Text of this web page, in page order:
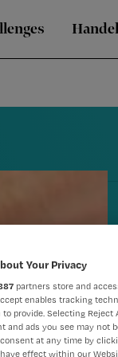
Your Privacy
partners store and
enables tracking
to provide. Selecting
and ads you see may not
at any time by
effect within our